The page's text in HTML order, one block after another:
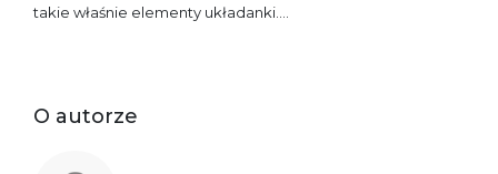
takie właśnie elementy układanki….
O autorze